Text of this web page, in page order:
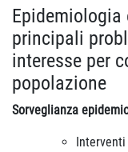
principali
interesse per
popolazione
Sorveglianza